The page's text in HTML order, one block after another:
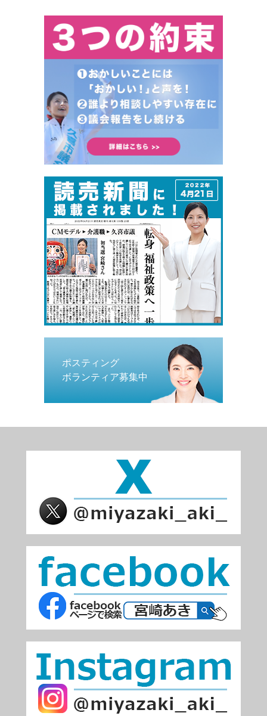
ポスティング
ボランティア募集中